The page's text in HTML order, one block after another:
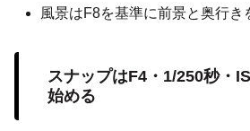
風景はF8を基準に前景と奥行き
スナップはF4・1/250秒・
始める